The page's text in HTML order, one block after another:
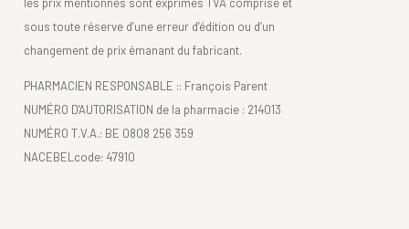
sous toute réserve d’une erreur d’édition ou d’un
changement de prix émanant du fabricant.
PHARMACIEN RESPONSABLE :: François Parent
NUMÉRO D'AUTORISATION de la pharmacie : 214013
NUMÉRO T.V.A.: BE 0808 256 359
NACEBELcode: 47910